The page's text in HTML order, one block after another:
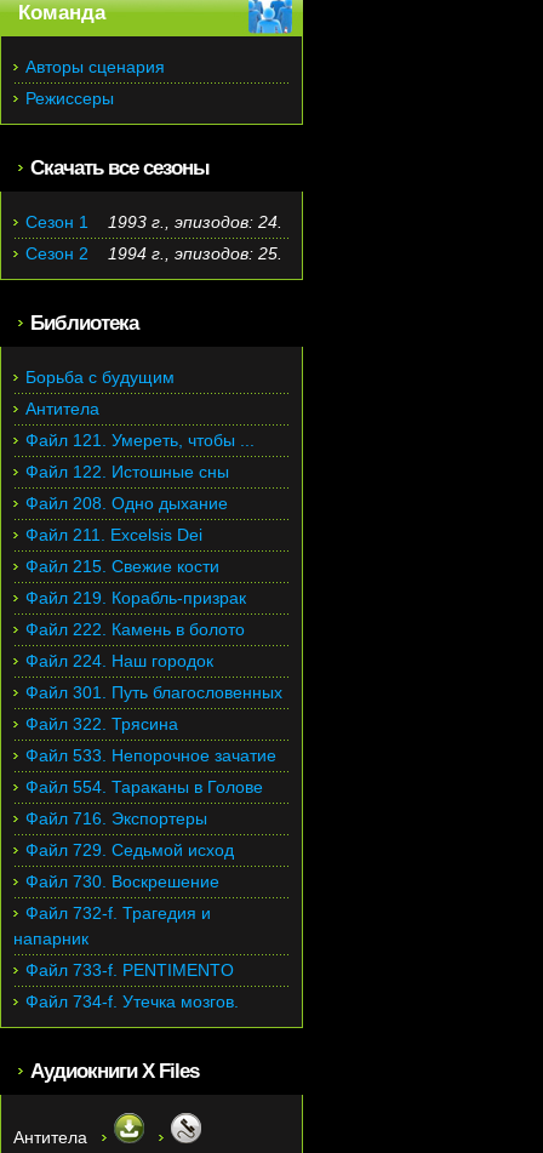
Команда
Авторы сценария
Режиссеры
Скачать все сезоны
Сезон 1
1993 г., эпизодов: 24.
Сезон 2
1994 г., эпизодов: 25.
Библиотека
Борьба с будущим
Антитела
Файл 121. Умереть, чтобы ...
Файл 122. Истошные сны
Файл 208. Одно дыхание
Файл 211. Excelsis Dei
Файл 215. Свежие кости
Файл 219. Корабль-призрак
Файл 222. Камень в болото
Файл 224. Наш городок
Файл 301. Путь благословенных
Файл 322. Трясина
Файл 533. Непорочное зачатие
Файл 554. Тараканы в Голове
Файл 716. Экспортеры
Файл 729. Седьмой исход
Файл 730. Воскрешение
Файл 732-f. Трагедия и
напарник
Файл 733-f. PENTIMENTO
Файл 734-f. Утечка мозгов.
Аудиокниги X Files
Антитела